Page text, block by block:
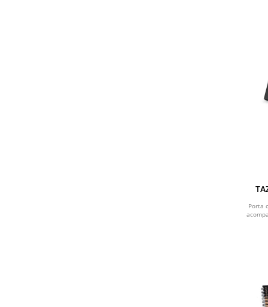
Porta